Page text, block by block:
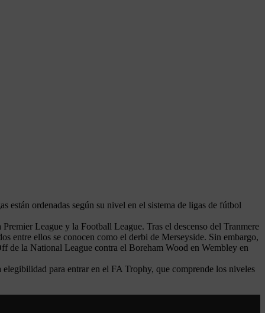
están ordenadas según su nivel en el sistema de ligas de fútbol
League y la Football League. Tras el descenso del Tranmere
entre ellos se conocen como el derbi de Merseyside. Sin embargo,
de la National League contra el Boreham Wood en Wembley en
para entrar en el FA Trophy, que comprende los niveles